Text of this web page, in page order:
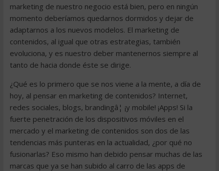
marketing de nuestro negocio está bien, pero en ningún
momento deberíamos quedarnos dormidos y dejar de
adaptarnos a los nuevos modelos. El marketing de
contenidos, al igual que otras estrategias, también
evoluciona, y es nuestro deber mantenernos siempre al
tanto de hacia donde éste se dirige.
¿Qué es lo primero que se nos viene a la mente, a día de
hoy, al pensar en marketing de contenidos? Internet,
redes sociales, blogs, brandingâ¦ ¡y mobile! ¡Apps! Si la
fuerte penetración de los dispositivos móviles en el
mercado y el marketing de contenidos son dos de las
tendencias más punteras en la actualidad, ¿por qué no
fusionarlas? Eso mismo han debido pensar muchas de las
marcas que ya se han subido al carro de las apps de